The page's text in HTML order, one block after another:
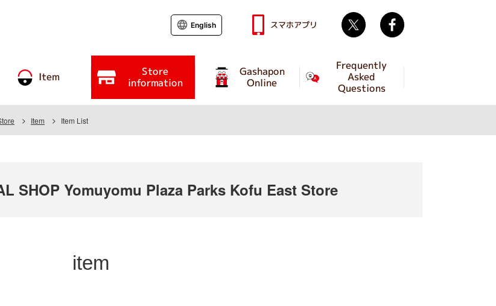
Item Store
information
Gashapon
Online
Frequently
Asked
Questions
English スマホアプリ Twitter
Item Item List
SHOP Yomuyomu Plaza Parks Kofu East Store
item